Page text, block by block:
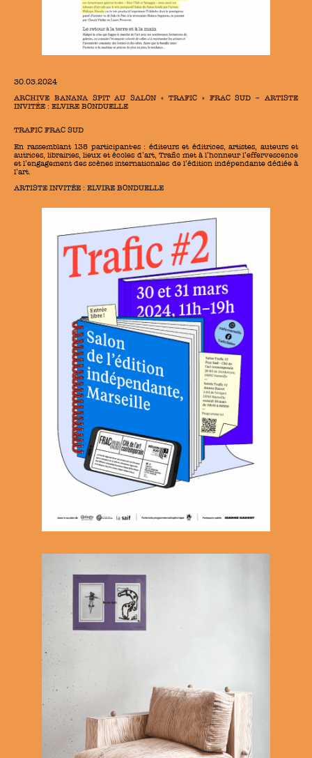
30.03.2024
ARCHIVE BANANA SPIT AU SALON « TRAFIC » FRAC SUD – ARTISTE
INVITÉE : ELVIRE BONDUELLE
TRAFIC FRAC SUD
En rassemblant 135 participant·es : éditeurs et éditrices, artistes, auteurs et
autrices, librairies, lieux et écoles d’art, Trafic met à l’honneur l’effervescence
et l’engagement des scènes internationales de l’édition indépendante dédiée à
l’art.
ARTISTE INVITÉE : ELVIRE BONDUELLE